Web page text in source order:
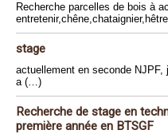
Recherche parcelles de bois à
stage
actuellement en seconde NJPF,
a (…)
Recherche de stage en
première année en BTSGF